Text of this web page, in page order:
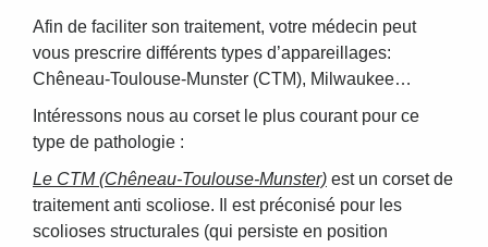
Afin de faciliter son traitement, votre médecin peut
vous prescrire différents types d’appareillages:
Chêneau-Toulouse-Munster (CTM), Milwaukee…
Intéressons nous au corset le plus courant pour ce
type de pathologie :
Le CTM (Chêneau-Toulouse-Munster) est un corset de
traitement anti scoliose. Il est préconisé pour les
scolioses structurales (qui persiste en position